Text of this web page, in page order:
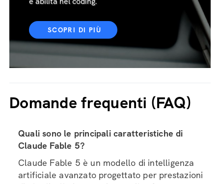
SCOPRI DI PIÙ
Domande frequenti (FAQ)
Quali sono le principali caratteristiche di
Claude Fable 5?
Claude Fable 5 è un modello di intelligenza
artificiale avanzato progettato per prestazioni